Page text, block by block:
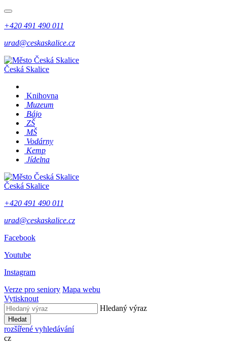
+420 491 490 011
urad@ceskaskalice.cz
Česká Skalice
Knihovna
Muzeum
Bájo
ZŠ
MŠ
Vodárny
Kemp
Jídelna
Česká Skalice
+420 491 490 011
urad@ceskaskalice.cz
Facebook
Youtube
Instagram
Verze pro seniory Mapa webu
Vytisknout
Hledaný výraz
Hledat
rozšířené vyhledávání
cz